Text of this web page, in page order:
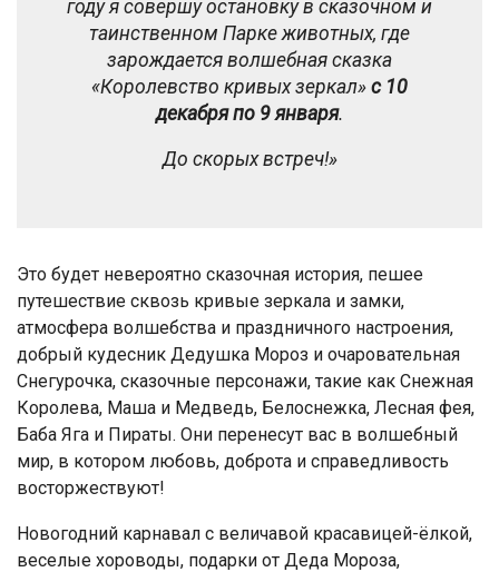
году я совершу остановку в сказочном и
таинственном Парке животных, где
зарождается волшебная сказка
«Королевство кривых зеркал» с 10
декабря по 9 января.
До скорых встреч!»
Это будет невероятно сказочная история, пешее
путешествие сквозь кривые зеркала и замки,
атмосфера волшебства и праздничного настроения,
добрый кудесник Дедушка Мороз и очаровательная
Снегурочка, сказочные персонажи, такие как Снежная
Королева, Маша и Медведь, Белоснежка, Лесная фея,
Баба Яга и Пираты. Они перенесут вас в волшебный
мир, в котором любовь, доброта и справедливость
восторжествуют!
Новогодний карнавал с величавой красавицей-ёлкой,
веселые хороводы, подарки от Деда Мороза,